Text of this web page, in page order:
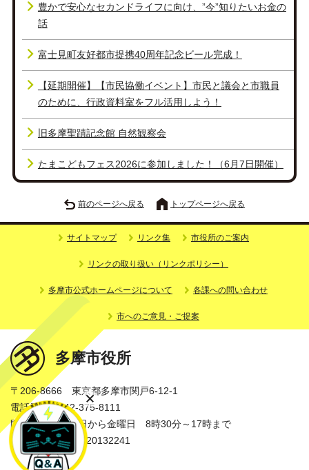
豊かで安心なセカンドライフに向け、”今”知りたいお金の
話
富士見町友好都市提携40周年記念ビール完成！
【延期開催】【市民協働イベント】市民と議会と市職員
のために、行政資料室をフル活用しよう！
旧多摩聖蹟記念館 自然観察会
たまこどもフェス2026に参加しました！（6月7日開催）
前のページへ戻る トップページへ戻る
サイトマップ リンク集 市役所のご案内
リンクの取り扱い（リンクポリシー）
多摩市公式ホームページについて 各課への問い合わせ
市へのご意見・ご提案
多摩市役所
〒206-8666 東京都多摩市関戸6-12-1
電話番号：042-375-8111
開庁時間：月曜日から金曜日 8時30分～17時まで
法人番号：3000020132241